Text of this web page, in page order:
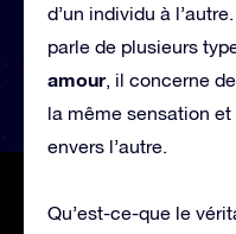
d’un individu à
parle de plusieurs
amour, il concerne
la même sensation
envers l’autre.
Qu’est-ce-que le